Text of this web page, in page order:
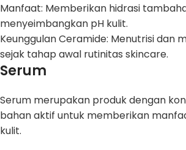
Manfaat: Memberikan hidrasi
menyeimbangkan pH kulit.
Keunggulan Ceramide: Menutrisi dan
sejak tahap awal rutinitas skincare.
Serum
Serum merupakan produk dengan
bahan aktif untuk memberikan
kulit.